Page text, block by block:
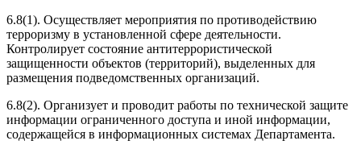
6.8(1). Осуществляет мероприятия по противодействию
терроризму в установленной сфере деятельности.
Контролирует состояние антитеррористической
защищенности объектов (территорий), выделенных для
размещения подведомственных организаций.
6.8(2). Организует и проводит работы по технической защите
информации ограниченного доступа и иной информации,
содержащейся в информационных системах Департамента.